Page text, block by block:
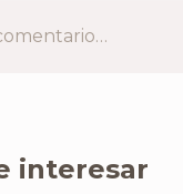
interesar